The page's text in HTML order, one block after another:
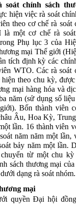
soát chính sách
hiện việc rà soát
theo cơ chế rà soát
là một cơ chế rà soát
Phụ lục3của
mại Thế giới (
tích định kỳ các
WTO. Các rà soát
hiện theo chu kỳ, được
mại hàng hóa và
năm(sử dụng số liệu
giới). Bốn thành viên
Âu, HoaKỳ,
lần. 16 thành viên
soát năm năm một lần,
bảy năm một lần.
chuyển từ mộtchukỳ
sách thương mại của
dưới dạng rà soát nhóm.
mại
quyền Đại hội đồng